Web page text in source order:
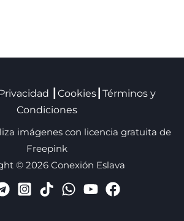
Cookies┃ Términos y
Condiciones
imágenes con licencia gratuita de
Freepink
© 2026 Conexión Eslava